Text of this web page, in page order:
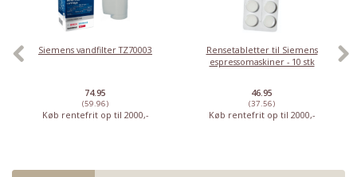
Siemens vandfilter TZ70003
74.95
(59.96)
Køb rentefrit op til 2000,-
Rensetabletter til Siemens
espressomaskiner - 10 stk
46.95
(37.56)
Køb rentefrit op til 2000,-